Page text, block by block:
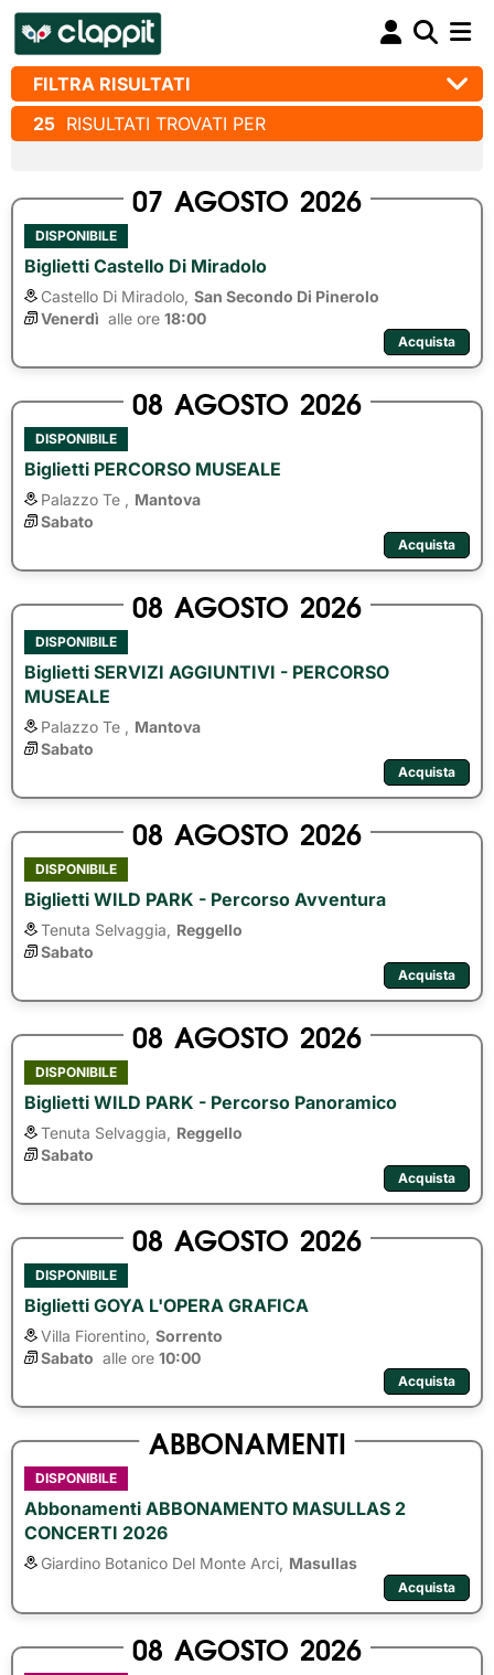
FILTRA RISULTATI
25 RISULTATI TROVATI PER
07 AGOSTO 2026
DISPONIBILE
Biglietti Castello Di Miradolo
Castello Di Miradolo, San Secondo Di Pinerolo
Venerdì alle ore 18:00
Acquista
08 AGOSTO 2026
DISPONIBILE
Biglietti PERCORSO MUSEALE
Palazzo Te ,
Mantova
Sabato
Acquista
08 AGOSTO 2026
DISPONIBILE
Biglietti SERVIZI AGGIUNTIVI - PERCORSO
MUSEALE
Palazzo Te ,
Mantova
Sabato
Acquista
08 AGOSTO 2026
DISPONIBILE
Biglietti WILD PARK - Percorso Avventura
Tenuta Selvaggia,
Reggello
Sabato
Acquista
08 AGOSTO 2026
DISPONIBILE
Biglietti WILD PARK - Percorso Panoramico
Tenuta Selvaggia,
Reggello
Sabato
Acquista
08 AGOSTO 2026
DISPONIBILE
Biglietti GOYA L'OPERA GRAFICA
Villa Fiorentino, Sorrento
Sabato alle ore 10:00
Acquista
ABBONAMENTI
DISPONIBILE
Abbonamenti ABBONAMENTO MASULLAS 2
CONCERTI 2026
Giardino Botanico Del Monte Arci, Masullas
Acquista
08 AGOSTO 2026